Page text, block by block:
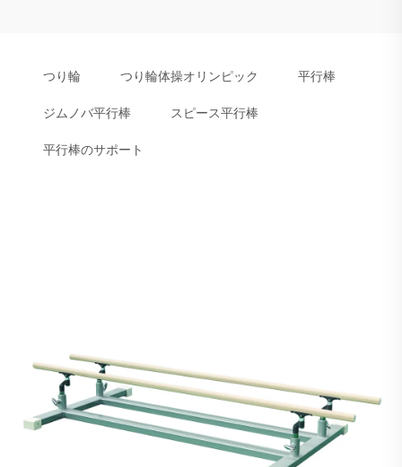
つり輪 つり輪体操オリンピック 平行棒
ジムノバ平行棒 スピース平行棒
平行棒のサポート